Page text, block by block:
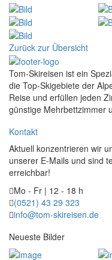
Zurück zur Übersicht
Tom-Skireisen ist ein
die Top-Skigebiete der
Reise und erfüllen jeden
günstige Mehrbettzimmer
Kontakt
Aktuell konzentrieren wir
unserer E-Mails und sind
erreichbar!
Mo - Fr | 12 - 18 h
(0521) 43 29 323
info@tom-skireisen.de
Neueste Bilder